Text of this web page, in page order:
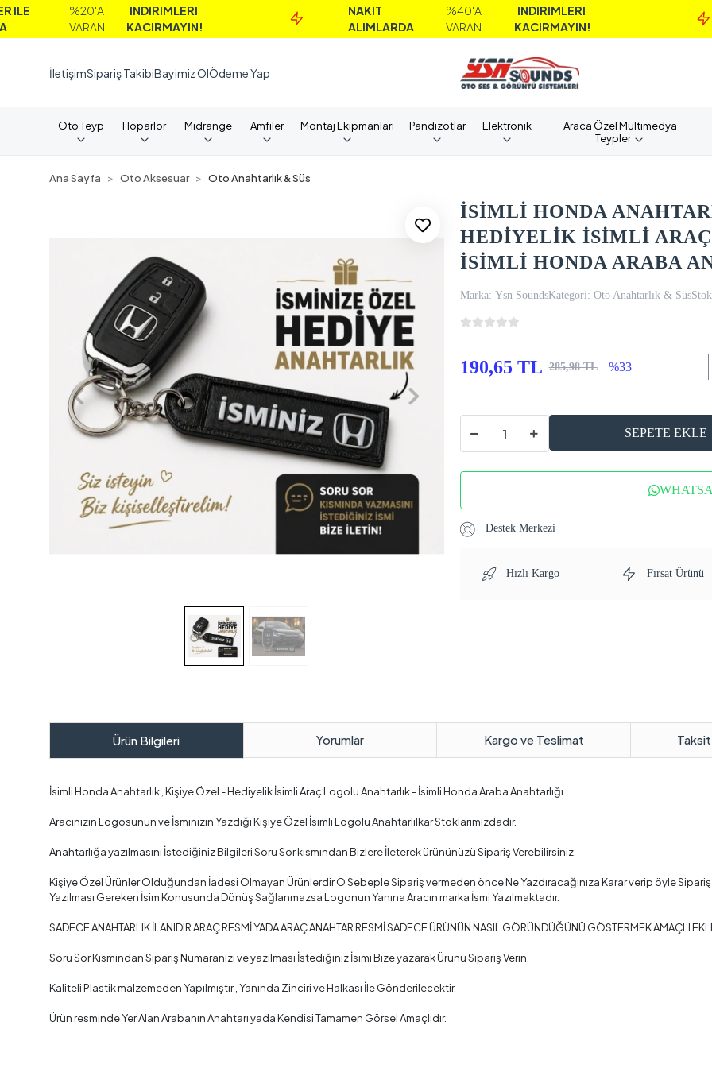
%20'A
İNDİRİMLERİ
KAÇIRMAYIN!
NAKİT
ALIMLARDA
VARAN
İNDİRİMLERİ
KAÇIRMAYIN!
İletişimSipariş TakibiBayimiz OlÖdeme Yap
Oto Teyp Hoparlör Midrange Amfiler Montaj Ekipmanları Pandizotlar Elektronik
Araca Özel Multimedya
Teypler
Ana Sayfa Oto Aksesuar Oto Anahtarlık & Süs
İSİMLİ HONDA
HEDİYELİK İSİMLİ
İSİMLİ HONDA ARABA
Marka: Ysn SoundsKategori: Oto Anahtarlık & Süs
190,65 TL 285,98 TL %33
SEPETE EKLE
Destek Merkezi
Hızlı Kargo Fırsat Ürünü
Ürün Bilgileri Yorumlar Kargo ve Teslimat
İsimli Honda Anahtarlık , Kişiye Özel - Hediyelik İsimli Araç Logolu Anahtarlık - İsimli Honda Araba Anahtarlığı
Aracınızın Logosunun ve İsminizin Yazdığı Kişiye Özel İsimli Logolu Anahtarlılkar Stoklarımızdadır.
Anahtarlığa yazılmasını İstediğiniz Bilgileri Soru Sor kısmından Bizlere İleterek ürününüzü Sipariş Verebilirsiniz.
Kişiye Özel Ürünler Olduğundan İadesi Olmayan Ürünlerdir O Sebeple Sipariş vermeden önce Ne Yazdıracağınıza Karar verip öyle
Yazılması Gereken İsim Konusunda Dönüş Sağlanmazsa Logonun Yanına Aracın marka İsmi Yazılmaktadır.
SADECE ANAHTARLIK İLANIDIR ARAÇ RESMİ YADA ARAÇ ANAHTAR RESMİ SADECE ÜRÜNÜN NASIL GÖRÜNDÜĞÜNÜ GÖSTERMEK AMAÇLI
Soru Sor Kısmından Sipariş Numaranızı ve yazılması İstediğiniz İsimi Bize yazarak Ürünü Sipariş Verin.
Kaliteli Plastik malzemeden Yapılmıştır , Yanında Zinciri ve Halkası İle Gönderilecektir.
Ürün resminde Yer Alan Arabanın Anahtarı yada Kendisi Tamamen Görsel Amaçlıdır.